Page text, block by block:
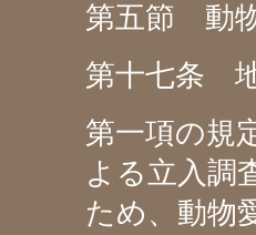
第五節 動
第十七条
第一項の規
よる立入調
ため、動物